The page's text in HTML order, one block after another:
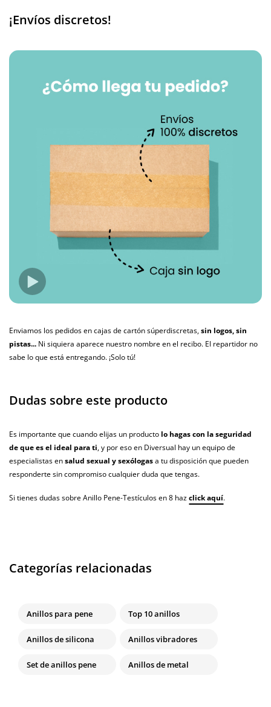
¡Envíos discretos!
Enviamos los pedidos en cajas de cartón súperdiscretas,sin logos, sin
pistas... Ni siquiera aparece nuestro nombre en el recibo. El repartidor no
sabe lo que está entregando. ¡Solo tú!
Dudas sobre este producto
Es importante que cuando elijas un producto lo hagas con la seguridad
de que es el ideal para ti, y por eso en Diversual hay un equipo de
especialistas ensalud sexual y sexólogasa tu disposición que pueden
responderte sin compromiso cualquier duda que tengas.
Si tienes dudas sobre Anillo Pene-Testículos en 8 hazclick aquí.
Categorías relacionadas
Anillos para pene Top 10 anillos
Anillos de silicona Anillos vibradores
Set de anillos pene Anillos de metal